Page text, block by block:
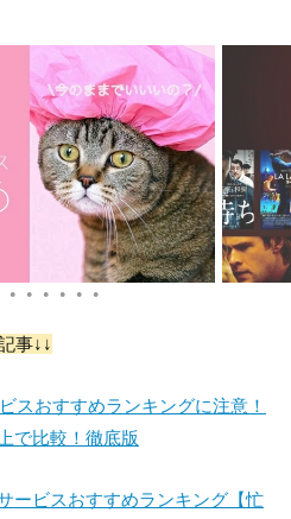
● ● ● ● ● ●
事↓↓
スおすすめランキングに注意！
で比較！徹底版
ービスおすすめランキング【忙